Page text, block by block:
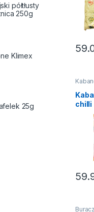
chilli
półtłusty
250g
Klimex
25g